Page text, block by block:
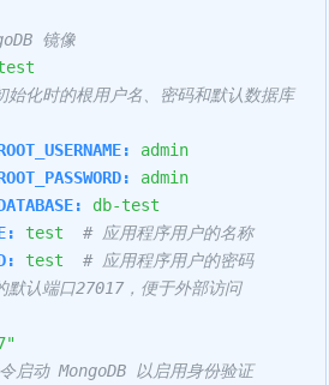
镜像
化时的根用户名、密码和默认数据库
admin
admin
db-test
test
# 应用程序用户的名称
test
# 应用程序用户的密码
认端口27017，便于外部访问
动 MongoDB 以启用身份验证